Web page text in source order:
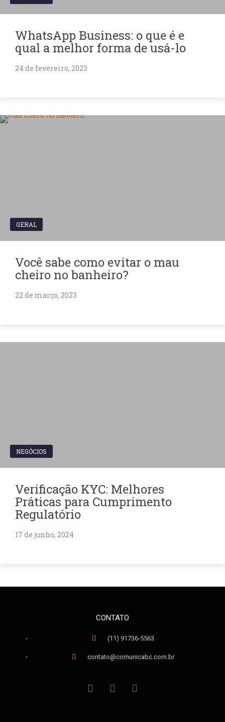
WhatsApp Business: o que é e
qual a melhor forma de usá-lo
24 de fevereiro, 2023
GERAL
Você sabe como evitar o mau
cheiro no banheiro?
22 de março, 2023
NEGÓCIOS
Verificação KYC: Melhores
Práticas para Cumprimento
Regulatório
17 de junho, 2024
CONTATO
(11) 91736-5563
contato@comunicabc.com.br